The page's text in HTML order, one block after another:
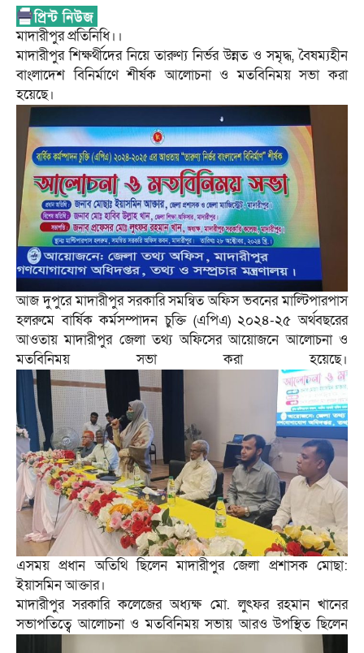
মাদারীপুর প্রতিনিধি।।
মাদারীপুর শিক্ষর্থীদের নিয়ে তারুণ্য নির্ভর উন্নত ও সমৃদ্ধ, বৈষম্যহীন
বাংলাদেশ বিনির্মাণে শীর্ষক আলোচনা ও মতবিনিময় সভা করা
হয়েছে।
আজ দুপুরে মাদারীপুর সরকারি সমন্বিত অফিস ভবনের মাল্টিপারপাস
হলরুমে বার্ষিক কর্মসম্পাদন চুক্তি (এপিএ) ২০২৪-২৫ অর্থবছরের
আওতায় মাদারীপুর জেলা তথ্য অফিসের আয়োজনে আলোচনা ও
মতবিনিময় সভা করা হয়েছে।
এসময় প্রধান অতিথি ছিলেন মাদারীপুর জেলা প্রশাসক মোছা:
ইয়াসমিন আক্তার।
মাদারীপুর সরকারি কলেজের অধ্যক্ষ মো. লুৎফর রহমান খানের
সভাপতিত্বে আলোচনা ও মতবিনিময় সভায় আরও উপস্থিত ছিলেন